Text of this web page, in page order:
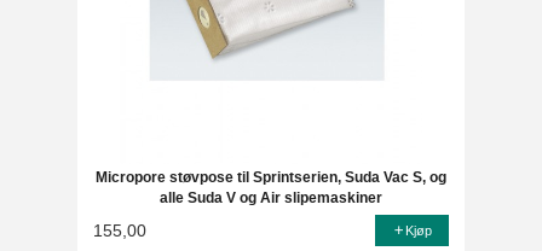
Micropore støvpose til Sprintserien, Suda Vac S, og
alle Suda V og Air slipemaskiner
155,00 Kjøp